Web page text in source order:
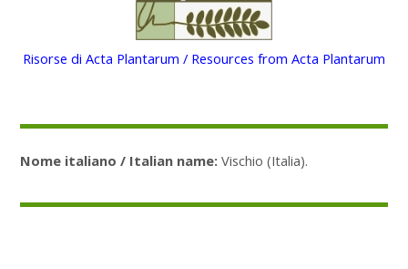
Risorse di Acta Plantarum / Resources from Acta Plantarum
Nome italiano / Italian name:Vischio (Italia).